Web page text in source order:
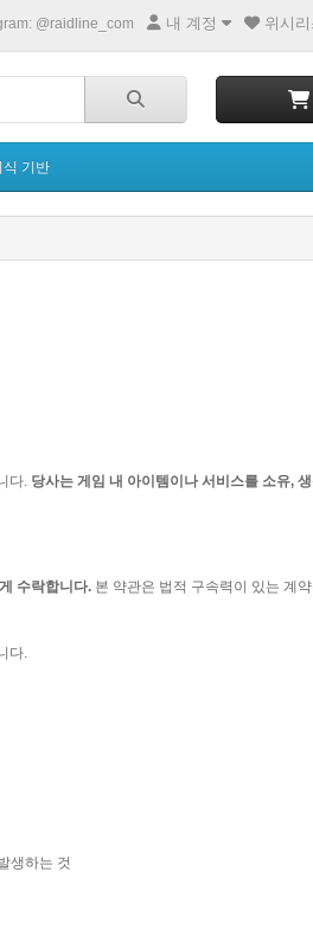
@raidline_com 내 계정 위시
식 기반
다. 당사는 게임 내 아이템이나 서비스를 소유,
수락합니다. 본 약관은 법적 구속력이 있는 계
다.
생하는 것